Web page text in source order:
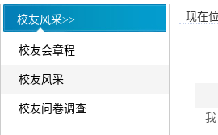
校友风采>>
校友会章程
校友风采
校友问卷调查
现在